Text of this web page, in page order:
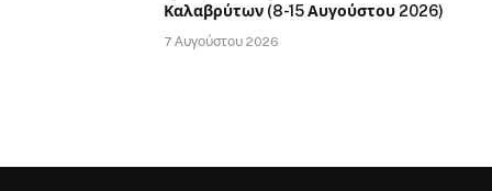
Καλαβρύτων (8-15 Αυγούστου 2026)
7 Αυγούστου 2026